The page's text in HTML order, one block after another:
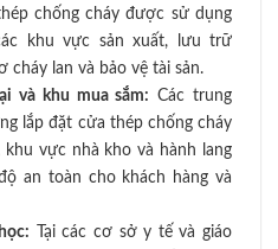
chống cháy được sử dụng
khu vực sản xuất, lưu trữ
cháy lan và bảo vệ tài sản.
và khu mua sắm: Các trung
lắp đặt cửa thép chống cháy
vực nhà kho và hành lang
an toàn cho khách hàng và
Tại các cơ sở y tế và giáo